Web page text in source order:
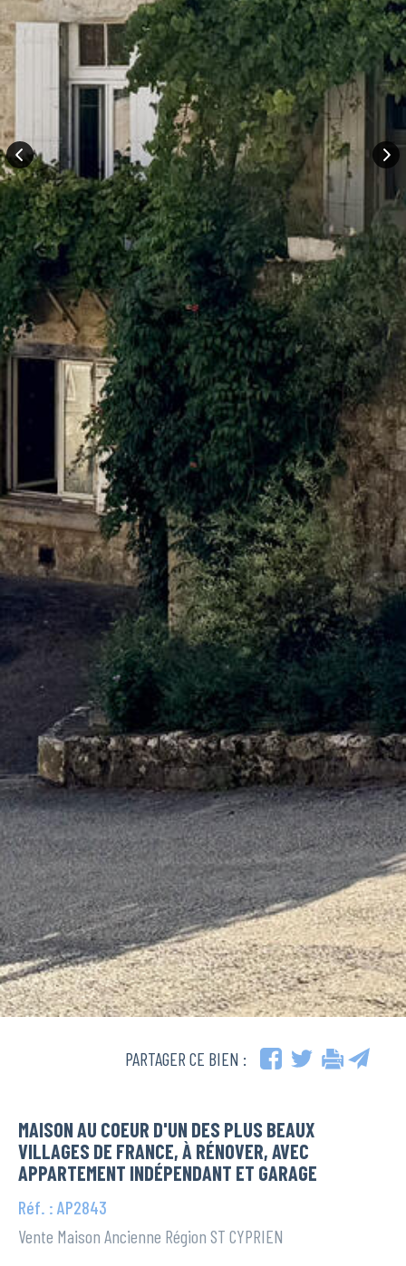
PARTAGER CE BIEN :
MAISON AU COEUR D'UN DES PLUS BEAUX
VILLAGES DE FRANCE, À RÉNOVER, AVEC
APPARTEMENT INDÉPENDANT ET GARAGE
Réf. : AP2843
Vente Maison Ancienne Région ST CYPRIEN